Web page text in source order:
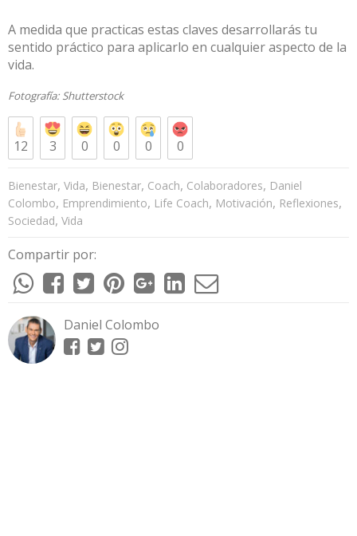
A medida que practicas estas claves desarrollarás tu
sentido práctico para aplicarlo en cualquier aspecto de la
vida.
Fotografía: Shutterstock
12 3 0 0 0 0
Bienestar, Vida, Bienestar, Coach, Colaboradores, Daniel
Colombo, Emprendimiento, Life Coach, Motivación, Reflexiones,
Sociedad, Vida
Compartir por:
Daniel Colombo